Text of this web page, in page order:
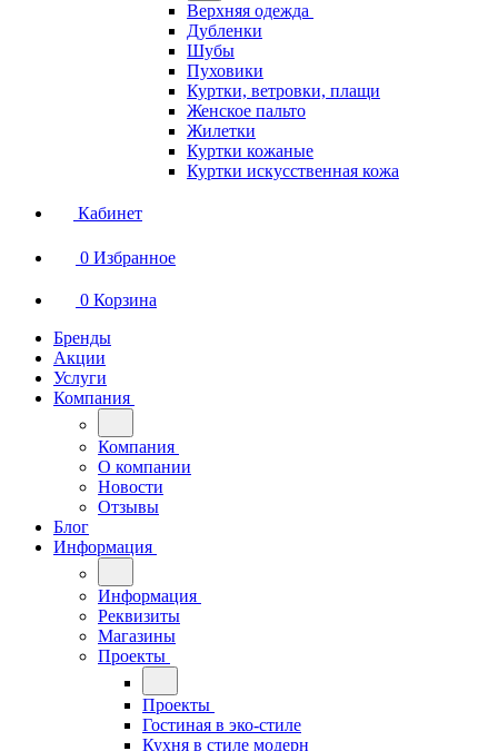
Верхняя одежда
Дубленки
Шубы
Пуховики
Куртки, ветровки, плащи
Женское пальто
Жилетки
Куртки кожаные
Куртки искусственная кожа
Кабинет
0 Избранное
0 Корзина
Бренды
Акции
Услуги
Компания
Компания
О компании
Новости
Отзывы
Блог
Информация
Информация
Реквизиты
Магазины
Проекты
Проекты
Гостиная в эко-стиле
Кухня в стиле модерн